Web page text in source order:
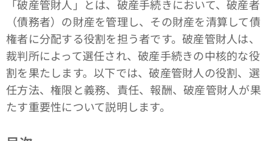
「破産管財人」とは、破産手続きにおいて、破産者
（債務者）の財産を管理し、その財産を清算して債
権者に分配する役割を担う者です。破産管財人は、
裁判所によって選任され、破産手続きの中核的な役
割を果たします。以下では、破産管財人の役割、選
任方法、権限と義務、責任、報酬、破産管財人が果
たす重要性について説明します。